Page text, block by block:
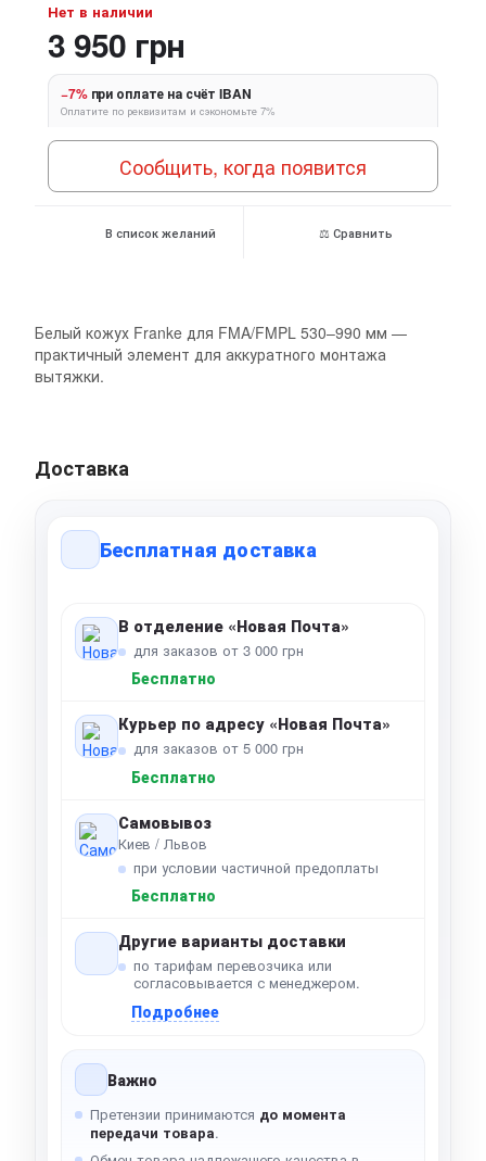
Нет в наличии
3 950 грн
−7% при оплате на счёт IBAN
Оплатите по реквизитам и сэкономьте 7%
Сообщить, когда появится
В список желаний ⚖ Сравнить
Белый кожух Franke для FMA/FMPL 530–990 мм —
практичный элемент для аккуратного монтажа
вытяжки.
Доставка
Бесплатная доставка
В отделение «Новая Почта»
для заказов от 3 000 грн
Бесплатно
Курьер по адресу «Новая Почта»
для заказов от 5 000 грн
Бесплатно
Самовывоз
Киев / Львов
при условии частичной предоплаты
Бесплатно
Другие варианты доставки
по тарифам перевозчика или
согласовывается с менеджером.
Подробнее
Важно
Претензии принимаются до момента
передачи товара.